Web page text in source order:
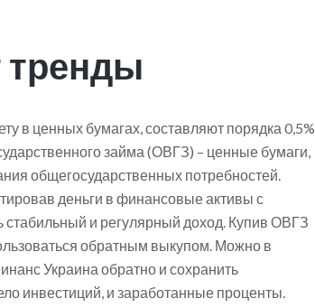
тренды
в ценных бумагах, составляют порядка 0,5%
займа (ОВГЗ) – ценные бумаги,
общегосударственных потребностей.
деньги в финансовые активы с
стабильный и регулярный доход. Купив ОВГЗ
обратным выкупом. Можно в
Украина обратно и сохранить
инвестиций, и заработанные проценты.